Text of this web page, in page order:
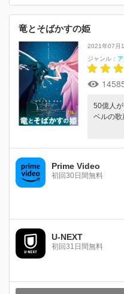
竜とそばかすの姫
2021年07月
ジャンル：
50億人が
ベルの
Prime Video
初回30日間無料
U-NEXT
初回31日間無料